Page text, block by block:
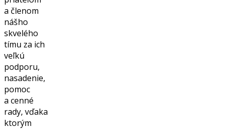
a členom
nášho
skvelého
tímu za ich
veľkú
podporu,
nasadenie,
pomoc
a cenné
rady, vďaka
ktorým